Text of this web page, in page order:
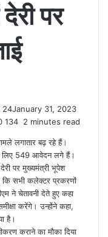
पर
24January 31, 2023
134 2 minutes read
लगातार बढ़ रहे हैं।
लिए 549 आवेदन लगे हैं।
पर मुख्यमंत्री भूपेश
कि सभी कलेक्टर प्रकरणों
ने चेतावनी देते हुए कहा
करेंगे। उन्होंने कहा,
है।
कराने का मौका दिया